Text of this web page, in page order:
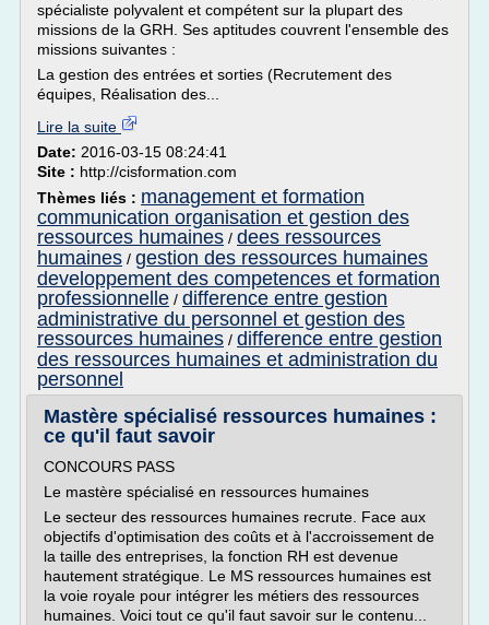
spécialiste polyvalent et compétent sur la plupart des
missions de la GRH. Ses aptitudes couvrent l'ensemble des
missions suivantes :
La gestion des entrées et sorties (Recrutement des
équipes, Réalisation des...
Lire la suite
Date: 2016-03-15 08:24:41
Site : http://cisformation.com
Thèmes liés : management et formation
communication organisation et gestion des
ressources humaines / dees ressources
humaines / gestion des ressources humaines
developpement des competences et formation
professionnelle / difference entre gestion
administrative du personnel et gestion des
ressources humaines / difference entre gestion
des ressources humaines et administration du
personnel
Mastère spécialisé ressources humaines :
ce qu'il faut savoir
CONCOURS PASS
Le mastère spécialisé en ressources humaines
Le secteur des ressources humaines recrute. Face aux
objectifs d'optimisation des coûts et à l'accroissement de
la taille des entreprises, la fonction RH est devenue
hautement stratégique. Le MS ressources humaines est
la voie royale pour intégrer les métiers des ressources
humaines. Voici tout ce qu'il faut savoir sur le contenu...